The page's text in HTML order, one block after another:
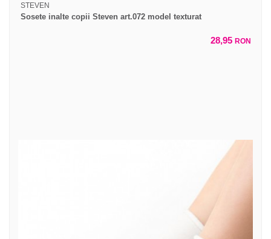
STEVEN
Sosete inalte copii Steven art.072 model texturat
28,95 RON